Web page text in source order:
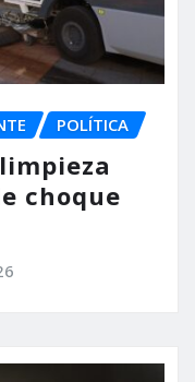
POLÍTICA
choque